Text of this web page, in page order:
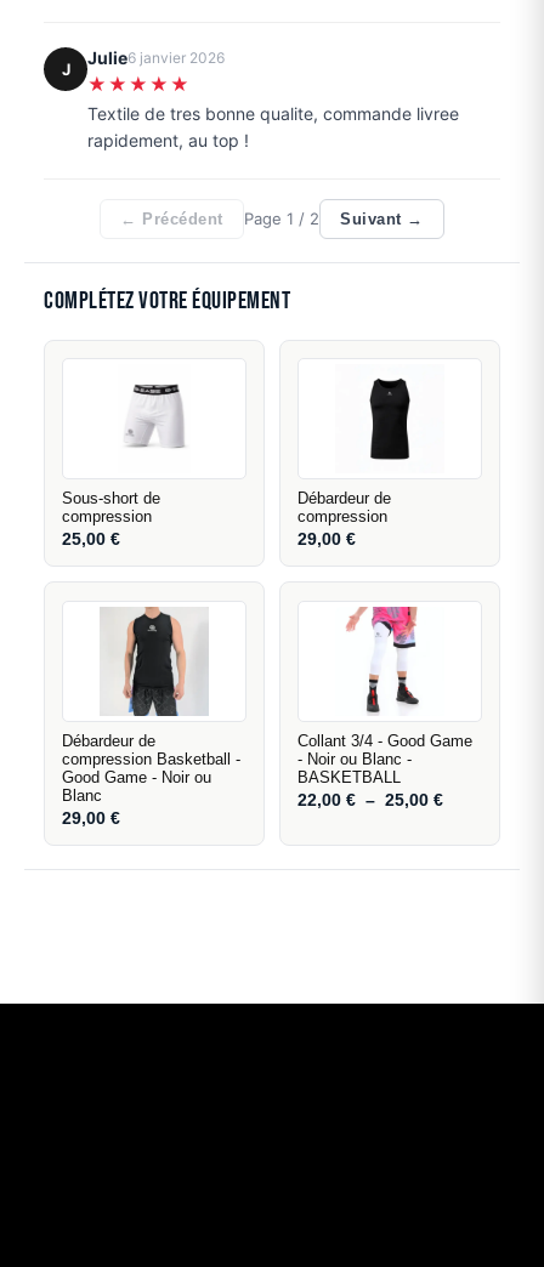
J
Julie6 janvier 2026
★★★★★
Textile de tres bonne qualite, commande livree
rapidement, au top !
← Précédent Page1 / 2 Suivant →
Complétez votre équipement
Sous-short de
compression
25,00€
Débardeur de
compression
29,00€
Débardeur de
compression Basketball -
Good Game - Noir ou
Blanc
29,00€
Collant 3/4 - Good Game
- Noir ou Blanc -
BASKETBALL
22,00€ – 25,00€